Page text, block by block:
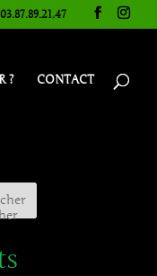
? CONTACT